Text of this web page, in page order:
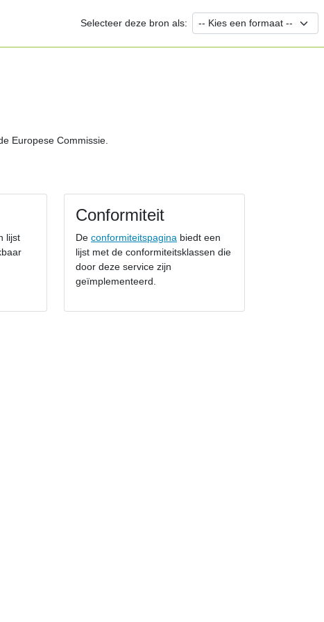
Selecteer deze bron als:
Europese Commissie.
lijst
Conformiteit
De conformiteitspagina biedt een
lijst met de conformiteitsklassen die
door deze service zijn
geïmplementeerd.